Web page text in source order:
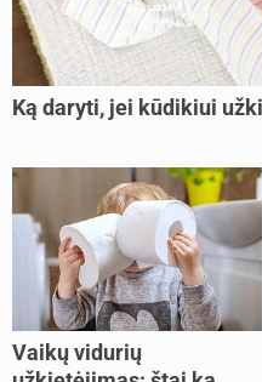
Ką daryti, jei kūdikiui
Vaikų vidurių